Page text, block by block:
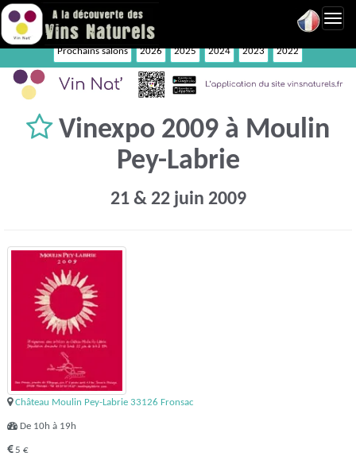
Prochains salons 2026 2025 2024 2023 2022
Vinexpo 2009 à Moulin
Pey-Labrie
21 & 22 juin 2009
Château Moulin Pey-Labrie 33126 Fronsac
De 10h à 19h
5 €